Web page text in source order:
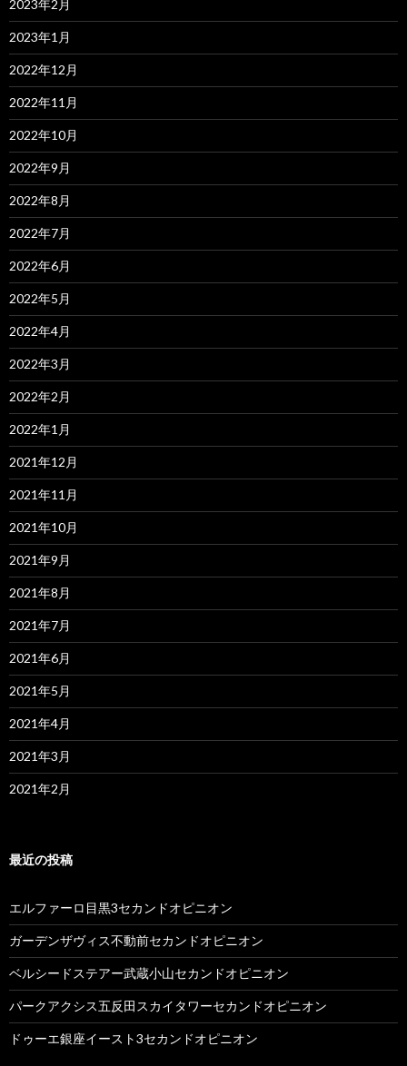
2023年2月
2023年1月
2022年12月
2022年11月
2022年10月
2022年9月
2022年8月
2022年7月
2022年6月
2022年5月
2022年4月
2022年3月
2022年2月
2022年1月
2021年12月
2021年11月
2021年10月
2021年9月
2021年8月
2021年7月
2021年6月
2021年5月
2021年4月
2021年3月
2021年2月
最近の投稿
エルファーロ目黒3セカンドオピニオン
ガーデンザヴィス不動前セカンドオピニオン
ベルシードステアー武蔵小山セカンドオピニオン
パークアクシス五反田スカイタワーセカンドオピニオン
ドゥーエ銀座イースト3セカンドオピニオン